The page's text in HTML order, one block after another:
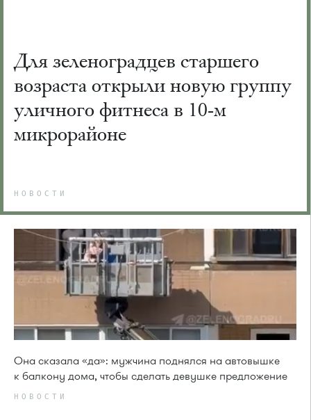
Для зеленоградцев старшего
возраста открыли новую группу
уличного фитнеса в 10-м
микрорайоне
НОВОСТИ
Она сказала «да»: мужчина поднялся на автовышке
к балкону дома, чтобы сделать девушке предложение
НОВОСТИ